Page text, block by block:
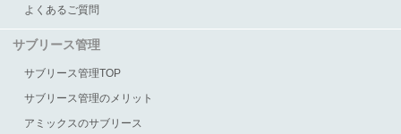
よくあるご質問
サブリース管理
サブリース管理TOP
サブリース管理のメリット
アミックスのサブリース